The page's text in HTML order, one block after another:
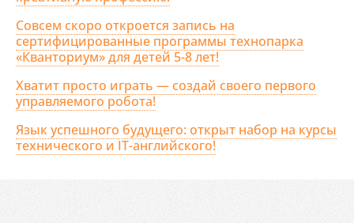
Совсем скоро откроется запись на
сертифицированные программы технопарка
«Кванториум» для детей 5-8 лет!
Хватит просто играть — создай своего первого
управляемого робота!
Язык успешного будущего: открыт набор на курсы
технического и IT-английского!